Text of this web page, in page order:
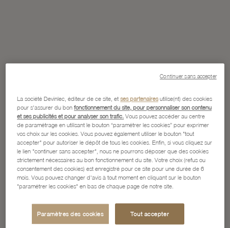
La société Devinlec, éditeur de ce site, etses partenairesutilise(nt) des cookies
pour s'assurer du bonfonctionnement du site, pour personnaliser son contenu
et ses publicités et pour analyser son trafic. Vous pouvez accéder au centre
de paramétrage en utilisant le bouton “paramétrer les cookies” pour exprimer
vos choix sur les cookies. Vous pouvez également utiliser le bouton "tout
accepter" pour autoriser le dépôt de tous les cookies. Enfin, si vous cliquez sur
le lien "continuer sans accepter", nous ne pourrons déposer que des cookies
strictement nécessaires au bon fonctionnement du site. Votre choix (refus ou
consentement des cookies) est enregistré pour ce site pour une durée de 6
mois. Vous pouvez changer d'avis à tout moment en cliquant sur le bouton
"paramétrer les cookies" en bas de chaque page de notre site.
Paramètres des cookies Tout accepter
Continuer sans accepter